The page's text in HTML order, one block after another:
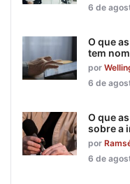
6 de
O que
tem
por
6 de
O que
sobre a
por
6 de